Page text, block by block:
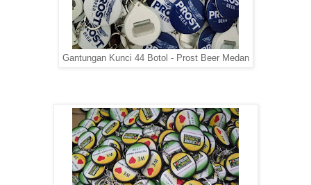
Gantungan Kunci 44 Botol - Prost Beer Medan